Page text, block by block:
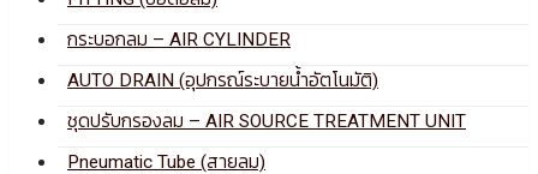
กระบอกลม – AIR CYLINDER
AUTO DRAIN (อุปกรณ์ระบายน้ำอัตโนมัติ)
ชุดปรับกรองลม – AIR SOURCE TREATMENT UNIT
Pneumatic Tube (สายลม)